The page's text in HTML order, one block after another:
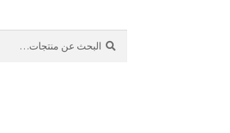
عن: